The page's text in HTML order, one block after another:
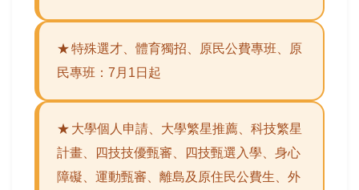
★特殊選才、體育獨招、原民公費專班、原
民專班：7月1日起
★ 大學個人申請、大學繁星推薦、科技繁星
計畫、四技技優甄審、四技甄選入學、身心
障礙、運動甄審、離島及原住民公費生、外